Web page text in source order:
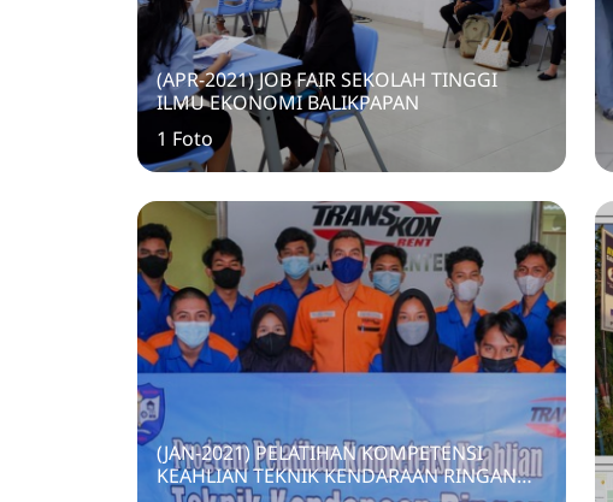
(APR-2021) JOB FAIR SEKOLAH TINGGI
ILMU EKONOMI BALIKPAPAN
1 Foto
(JAN-2021) PELATIHAN KOMPETENSI
KEAHLIAN TEKNIK KENDARAAN RINGAN